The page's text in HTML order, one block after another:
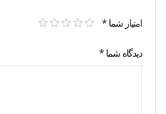
امتیاز شما *
دیدگاه شما *